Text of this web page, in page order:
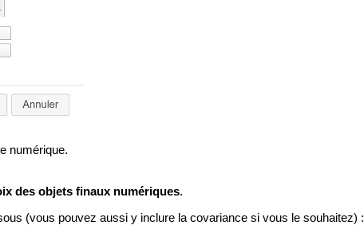
numérique.
des objets finaux numériques.
(vous pouvez aussi y inclure la covariance si vous le souhaitez) :